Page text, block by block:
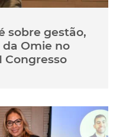
sobre gestão,
Omie no
Congresso